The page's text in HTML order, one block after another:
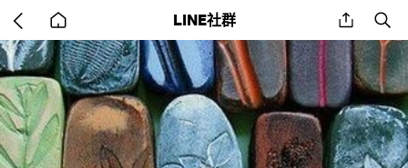
back
to
home
LINE社群 share